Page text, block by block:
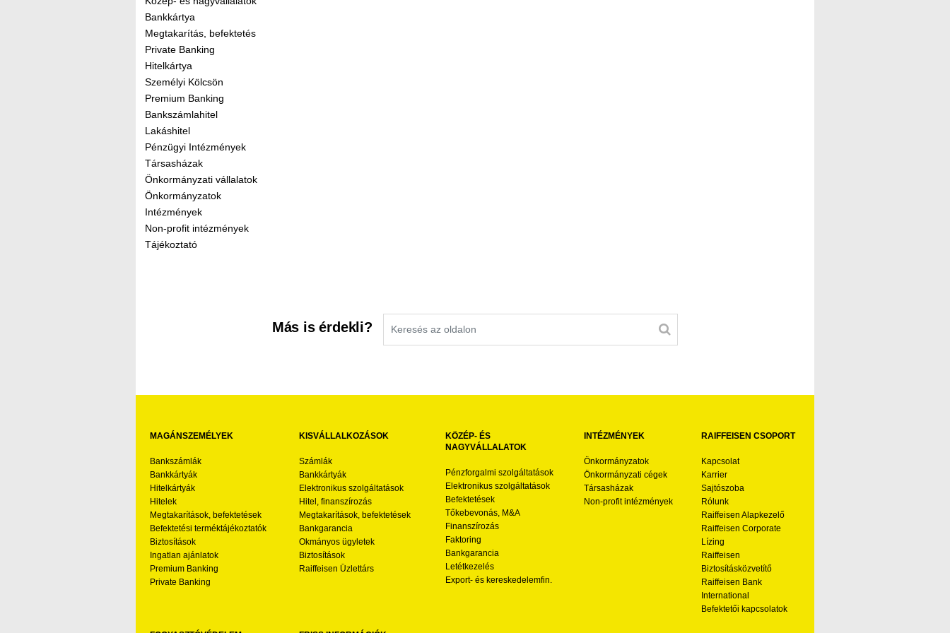
Bankkártya
Megtakarítás, befektetés
Private Banking
Hitelkártya
Személyi Kölcsön
Premium Banking
Bankszámlahitel
Lakáshitel
Pénzügyi Intézmények
Társasházak
Önkormányzati vállalatok
Önkormányzatok
Intézmények
Non-profit intézmények
Tájékoztató
Más is érdekli?
MAGÁNSZEMÉLYEK
Bankszámlák
Bankkártyák
Hitelkártyák
Hitelek
Megtakarítások, befektetések
Befektetési terméktájékoztatók
Biztosítások
Ingatlan ajánlatok
Premium Banking
Private Banking
KISVÁLLALKOZÁSOK
Számlák
Bankkártyák
Elektronikus szolgáltatások
Hitel, finanszírozás
Megtakarítások, befektetések
Bankgarancia
Okmányos ügyletek
Biztosítások
Raiffeisen Üzlettárs
KÖZÉP- ÉS
NAGYVÁLLALATOK
Pénzforgalmi szolgáltatások
Elektronikus szolgáltatások
Befektetések
Tőkebevonás, M&A
Finanszírozás
Faktoring
Bankgarancia
Letétkezelés
Export- és kereskedelemfin.
INTÉZMÉNYEK
Önkormányzatok
Önkormányzati cégek
Társasházak
Non-profit intézmények
RAIFFEISEN CSOPORT
Kapcsolat
Karrier
Sajtószoba
Rólunk
Raiffeisen Alapkezelő
Raiffeisen Corporate
Lízing
Raiffeisen
Biztosításközvetítő
Raiffeisen Bank
International
Befektetői kapcsolatok